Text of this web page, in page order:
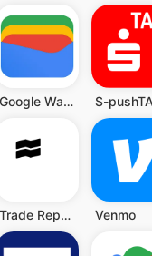
Google Wallet
Trade Republic: Broker & Bank Venmo